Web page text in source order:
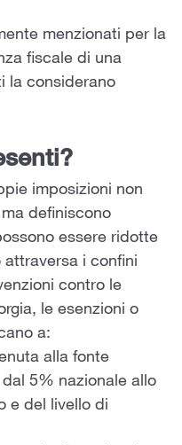
menzionati per la
fiscale di una
la considerano
imposizioni non
definiscono
essere ridotte
i confini
contro le
le esenzioni o
a:
alla fonte
5% nazionale allo
e del livello di